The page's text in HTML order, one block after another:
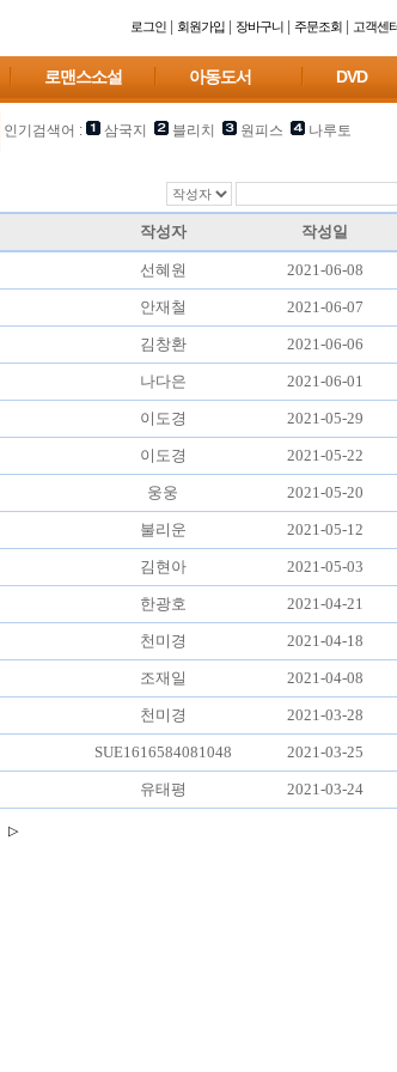
로그인| 회원가입| 장바구니| 주문조회| 고객센
로맨스소설 아동도서 DVD
인기검색어 : 삼국지 블리치 원피스 나루토
작성자 작성일
선혜원 2021-06-08
안재철 2021-06-07
김창환 2021-06-06
나다은 2021-06-01
이도경 2021-05-29
이도경 2021-05-22
웅웅 2021-05-20
불리운 2021-05-12
김현아 2021-05-03
한광호 2021-04-21
천미경 2021-04-18
조재일 2021-04-08
천미경 2021-03-28
SUE1616584081048 2021-03-25
유태평 2021-03-24
▷